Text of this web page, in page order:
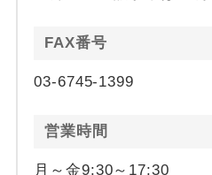
FAX番号
03-6745-1399
営業時間
月～金9:30～17:30